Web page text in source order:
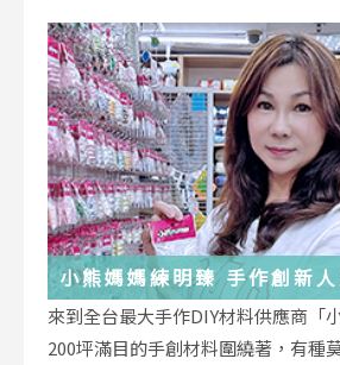
小熊媽媽練明臻 手作創新
來到全台最大手作DIY材料供應商「
200坪滿目的手創材料圍繞著，有種